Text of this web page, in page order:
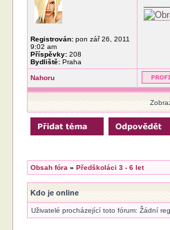
Registrován: pon zář 26, 2011
9:02 am
Příspěvky: 208
Bydliště: Praha
Nahoru
Obsah fóra »Předškoláci 3 - 6 let
Kdo je online
Uživatelé procházející toto fórum: Žádní